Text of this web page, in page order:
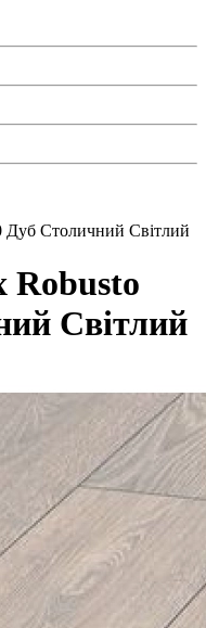
Дуб Столичний Світлий
Robusto
Світлий